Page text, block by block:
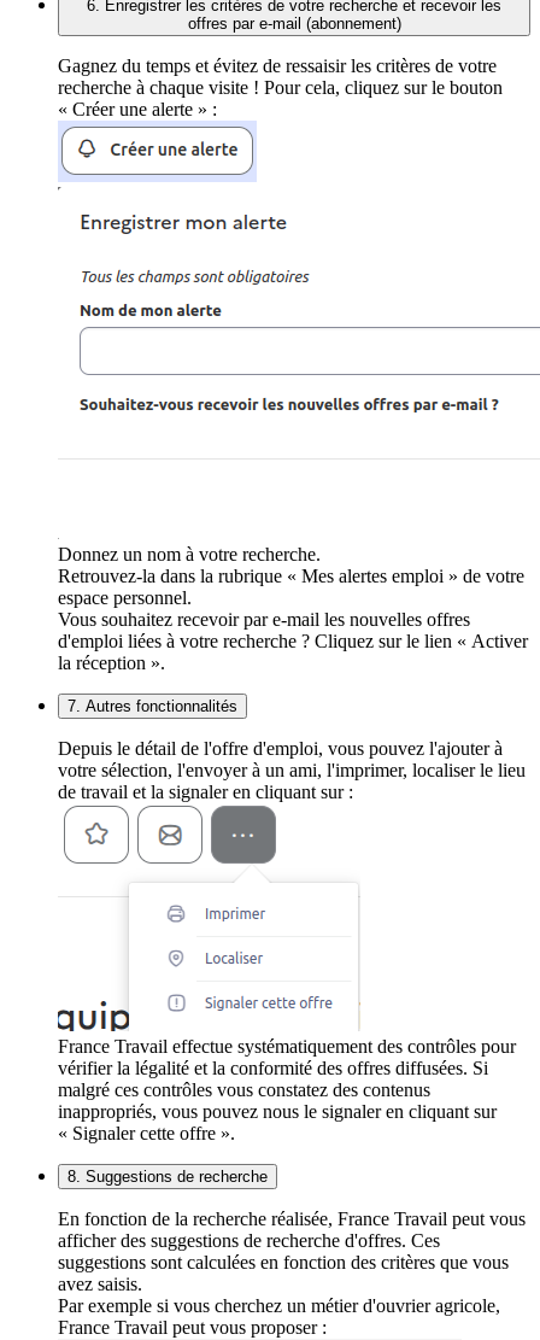
6. Enregistrer les critères de votre recherche et recevoir les
offres par e-mail (abonnement)
Gagnez du temps et évitez de ressaisir les critères de votre
recherche à chaque visite ! Pour cela, cliquez sur le bouton
« Créer une alerte » :
Donnez un nom à votre recherche.
Retrouvez-la dans la rubrique « Mes alertes emploi » de votre
espace personnel.
Vous souhaitez recevoir par e-mail les nouvelles offres
d'emploi liées à votre recherche ? Cliquez sur le lien « Activer
la réception ».
7. Autres fonctionnalités
Depuis le détail de l'offre d'emploi, vous pouvez l'ajouter à
votre sélection, l'envoyer à un ami, l'imprimer, localiser le lieu
de travail et la signaler en cliquant sur :
France Travail effectue systématiquement des contrôles pour
vérifier la légalité et la conformité des offres diffusées. Si
malgré ces contrôles vous constatez des contenus
inappropriés, vous pouvez nous le signaler en cliquant sur
« Signaler cette offre ».
8. Suggestions de recherche
En fonction de la recherche réalisée, France Travail peut vous
afficher des suggestions de recherche d'offres. Ces
suggestions sont calculées en fonction des critères que vous
avez saisis.
Par exemple si vous cherchez un métier d'ouvrier agricole,
France Travail peut vous proposer :